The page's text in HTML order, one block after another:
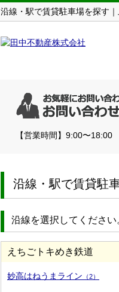
沿線・駅で賃貸駐車場を探す
【営業時間】9:00〜18:00
沿線・駅で賃貸駐
沿線を選択してください
えちごトキめき鉄道
妙高はねうまライン （2）